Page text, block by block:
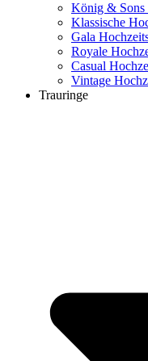
König & Sons
Klassische
Gala
Royale
Casual
Vintage
Trauringe